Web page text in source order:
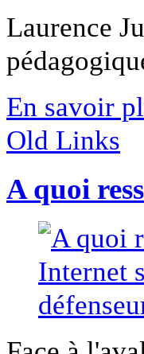
Laurence
En savoir
Old Links
A quoi